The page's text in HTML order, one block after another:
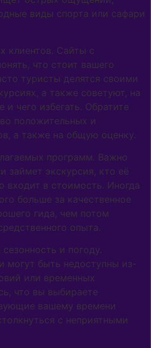
виды спорта или сафари
клиентов. Сайты с
что стоит вашего
туристы делятся своими
а также советуют, на
и чего избегать. Обратите
положительных и
а также на общую оценку.
программ. Важно
займет экскурсия, кто её
входит в стоимость. Иногда
больше за качественное
гида, чем потом
опыта.
и погоду.
могут быть недоступны из-
или временных
что вы выбираете
вашему времени
с неприятными